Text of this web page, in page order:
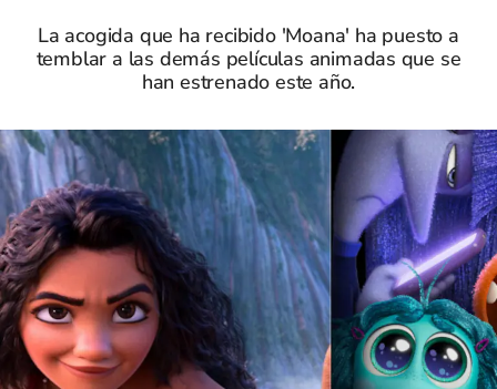
La acogida que ha recibido 'Moana' ha puesto a
temblar a las demás películas animadas que se
han estrenado este año.